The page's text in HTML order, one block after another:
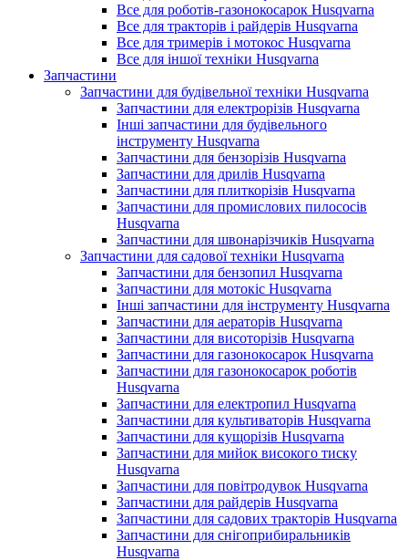
Все для роботів-газонокосарок Husqvarna
Все для тракторів і райдерів Husqvarna
Все для тримерів і мотокос Husqvarna
Все для іншої техніки Husqvarna
Запчастини
Запчастини для будівельної техніки Husqvarna
Запчастини для електрорізів Husqvarna
Інші запчастини для будівельного
інструменту Husqvarna
Запчастини для бензорізів Husqvarna
Запчастини для дрилів Husqvarna
Запчастини для плиткорізів Husqvarna
Запчастини для промислових пилососів
Husqvarna
Запчастини для швонарізчиків Husqvarna
Запчастини для садової техніки Husqvarna
Запчастини для бензопил Husqvarna
Запчастини для мотокіс Husqvarna
Інші запчастини для інструменту Husqvarna
Запчастини для аераторів Husqvarna
Запчастини для висоторізів Husqvarna
Запчастини для газонокосарок Husqvarna
Запчастини для газонокосарок роботів
Husqvarna
Запчастини для електропил Husqvarna
Запчастини для культиваторів Husqvarna
Запчастини для кущорізів Husqvarna
Запчастини для мийок високого тиску
Husqvarna
Запчастини для повітродувок Husqvarna
Запчастини для райдерів Husqvarna
Запчастини для садових тракторів Husqvarna
Запчастини для снігоприбиральників
Husqvarna